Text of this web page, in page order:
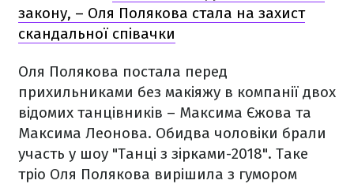
закону, – Оля Полякова стала на захист
скандальної співачки
Оля Полякова постала перед
прихильниками без макіяжу в компанії двох
відомих танцівників – Максима Єжова та
Максима Леонова. Обидва чоловіки брали
участь у шоу "Танці з зірками-2018". Таке
тріо Оля Полякова вирішила з гумором